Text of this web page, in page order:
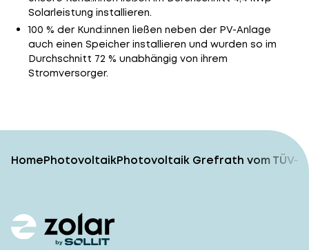
Solarleistung installieren.
100 % der Kund:innen ließen neben der PV-Anlage
auch einen Speicher installieren und wurden so im
Durchschnitt 72 % unabhängig von ihrem
Stromversorger.
HomePhotovoltaikPhotovoltaik Grefrath vom TÜV-